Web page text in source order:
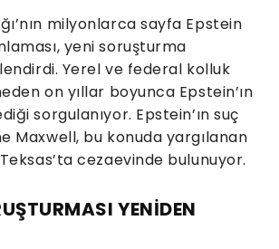
milyonlarca sayfa Epstein
yeni soruşturma
Yerel ve federal kolluk
on yıllar boyunca Epstein’ın
sorgulanıyor. Epstein’ın suç
Maxwell, bu konuda yargılanan
cezaevinde bulunuyor.
YENİDEN